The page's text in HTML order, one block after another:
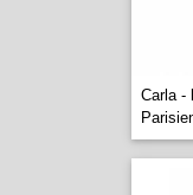
Carla -